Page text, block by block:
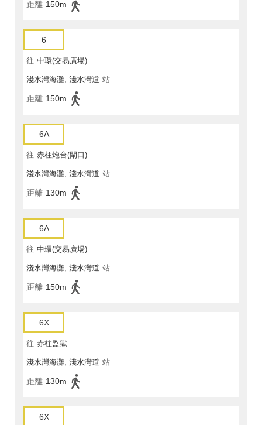
距離 150m
6
往 中環(交易廣場)
淺水灣海灘, 淺水灣道 站
距離 150m
6A
往 赤柱炮台(閘口)
淺水灣海灘, 淺水灣道 站
距離 130m
6A
往 中環(交易廣場)
淺水灣海灘, 淺水灣道 站
距離 150m
6X
往 赤柱監獄
淺水灣海灘, 淺水灣道 站
距離 130m
6X